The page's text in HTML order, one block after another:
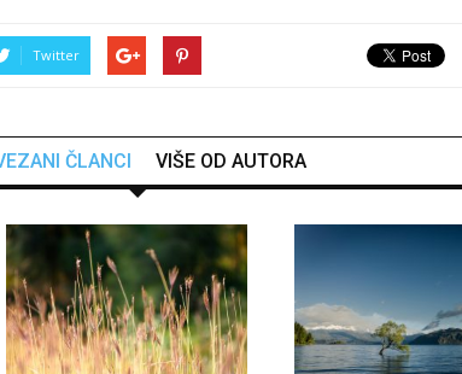
Twitter
ČLANCI VIŠE OD AUTORA